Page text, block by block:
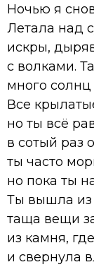
Ночью я
Летала над
искры,
с волками.
много
Все
но ты всё
в сотый раз
ты часто
но пока ты
Ты вышла из
таща вещи
из камня,
и свернула